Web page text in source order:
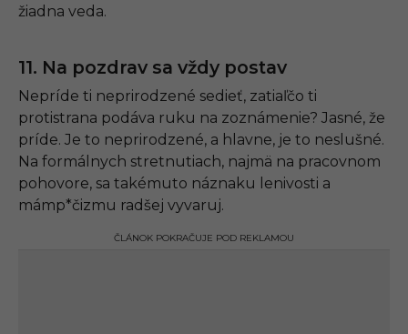
žiadna veda.
11. Na pozdrav sa vždy postav
Nepríde ti neprirodzené sedieť, zatiaľčo ti
protistrana podáva ruku na zoznámenie? Jasné, že
príde. Je to neprirodzené, a hlavne, je to neslušné.
Na formálnych stretnutiach, najmä na pracovnom
pohovore, sa takémuto náznaku lenivosti a
mámp*čizmu radšej vyvaruj.
ČLÁNOK POKRAČUJE POD REKLAMOU